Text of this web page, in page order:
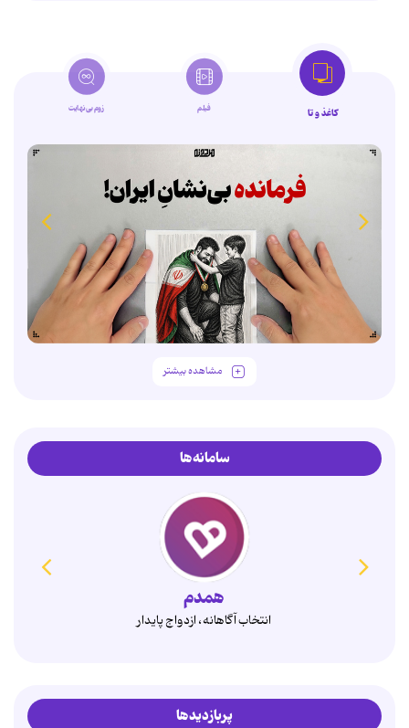
کاغذ و تا فیلم زوم‌بی‌نهایت
مشاهده بیشتر
سامانه‌ها
کدومو
دستیار رسانه‌ای خانواده
پربازدیدها